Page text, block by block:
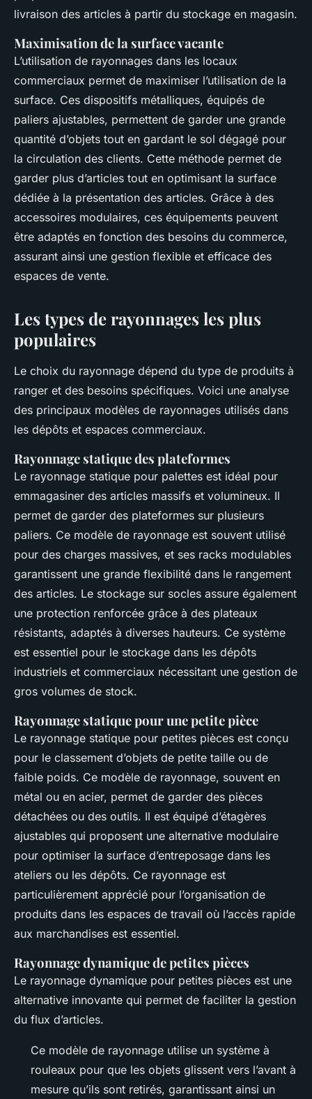
livraison des articles à partir du stockage en magasin.
Maximisation de la surface vacante
L’utilisation de rayonnages dans les locaux
commerciaux permet de maximiser l’utilisation de la
surface. Ces dispositifs métalliques, équipés de
paliers ajustables, permettent de garder une grande
quantité d’objets tout en gardant le sol dégagé pour
la circulation des clients. Cette méthode permet de
garder plus d’articles tout en optimisant la surface
dédiée à la présentation des articles. Grâce à des
accessoires modulaires, ces équipements peuvent
être adaptés en fonction des besoins du commerce,
assurant ainsi une gestion flexible et efficace des
espaces de vente.
Les types de rayonnages les plus
populaires
Le choix du rayonnage dépend du type de produits à
ranger et des besoins spécifiques. Voici une analyse
des principaux modèles de rayonnages utilisés dans
les dépôts et espaces commerciaux.
Rayonnage statique des plateformes
Le rayonnage statique pour palettes est idéal pour
emmagasiner des articles massifs et volumineux. Il
permet de garder des plateformes sur plusieurs
paliers. Ce modèle de rayonnage est souvent utilisé
pour des charges massives, et ses racks modulables
garantissent une grande flexibilité dans le rangement
des articles. Le stockage sur socles assure également
une protection renforcée grâce à des plateaux
résistants, adaptés à diverses hauteurs. Ce système
est essentiel pour le stockage dans les dépôts
industriels et commerciaux nécessitant une gestion de
gros volumes de stock.
Rayonnage statique pour une petite pièce
Le rayonnage statique pour petites pièces est conçu
pour le classement d’objets de petite taille ou de
faible poids. Ce modèle de rayonnage, souvent en
métal ou en acier, permet de garder des pièces
détachées ou des outils. Il est équipé d’étagères
ajustables qui proposent une alternative modulaire
pour optimiser la surface d’entreposage dans les
ateliers ou les dépôts. Ce rayonnage est
particulièrement apprécié pour l’organisation de
produits dans les espaces de travail où l’accès rapide
aux marchandises est essentiel.
Rayonnage dynamique de petites pièces
Le rayonnage dynamique pour petites pièces est une
alternative innovante qui permet de faciliter la gestion
du flux d’articles.
Ce modèle de rayonnage utilise un système à
rouleaux pour que les objets glissent vers l’avant à
mesure qu’ils sont retirés, garantissant ainsi un